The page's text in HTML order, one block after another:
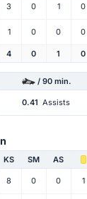
3 0 1 0
1 0 0 0
4 0 1 0
/ 90 min.
0.41 Assists
KS SM AS
8 0 0 1